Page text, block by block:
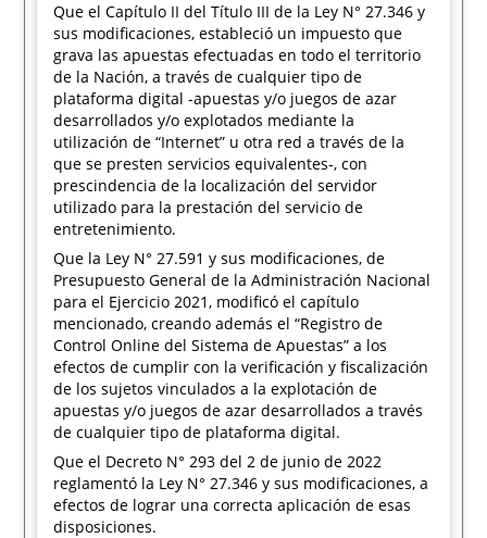
Que el Capítulo II del Título III de la Ley N° 27.346 y
sus modificaciones, estableció un impuesto que
grava las apuestas efectuadas en todo el territorio
de la Nación, a través de cualquier tipo de
plataforma digital -apuestas y/o juegos de azar
desarrollados y/o explotados mediante la
utilización de “Internet” u otra red a través de la
que se presten servicios equivalentes-, con
prescindencia de la localización del servidor
utilizado para la prestación del servicio de
entretenimiento.
Que la Ley N° 27.591 y sus modificaciones, de
Presupuesto General de la Administración Nacional
para el Ejercicio 2021, modificó el capítulo
mencionado, creando además el “Registro de
Control Online del Sistema de Apuestas” a los
efectos de cumplir con la verificación y fiscalización
de los sujetos vinculados a la explotación de
apuestas y/o juegos de azar desarrollados a través
de cualquier tipo de plataforma digital.
Que el Decreto N° 293 del 2 de junio de 2022
reglamentó la Ley N° 27.346 y sus modificaciones, a
efectos de lograr una correcta aplicación de esas
disposiciones.